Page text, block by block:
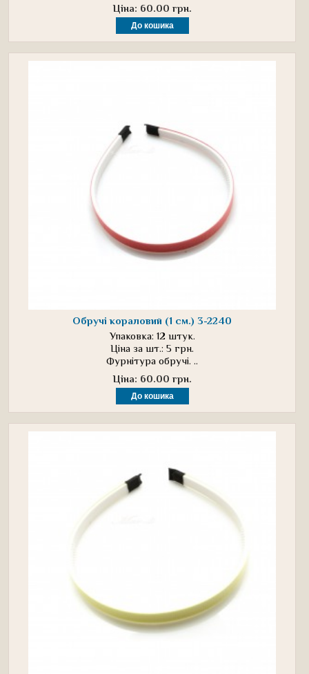
Ціна: 60.00 грн.
Обручі кораловий (1 см.) 3-2240
Упаковка: 12 штук.
Ціна за шт.: 5 грн.
Фурнітура обручі. ..
Ціна: 60.00 грн.